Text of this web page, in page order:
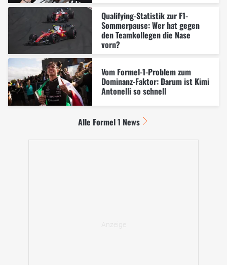
Qualifying-Statistik zur F1-
Sommerpause: Wer hat gegen
den Teamkollegen die Nase
vorn?
Vom Formel-1-Problem zum
Dominanz-Faktor: Darum ist Kimi
Antonelli so schnell
Alle Formel 1 News